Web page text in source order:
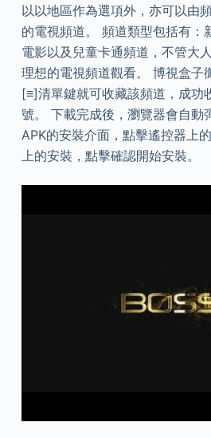
以以地區作為選項外，亦可以由
的電視頻道。 頻道類型包括有：
電影以及兒童卡通頻道，不管大
理想的電視頻道觀看。 博視盒子
[≡]清單鍵就可收藏該頻道，成
號。 下載完成後，瀏覽器會自動
APK的安裝介面，點擊遙控器上
上的安裝，點擊確認開始安裝。